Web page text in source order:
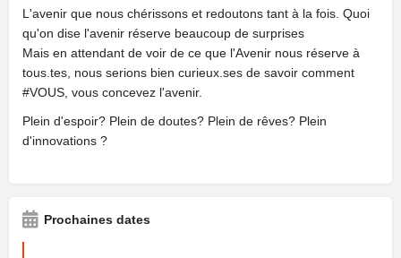
L'avenir que nous chérissons et redoutons tant à la fois. Quoi
qu'on dise l'avenir réserve beaucoup de surprises
Mais en attendant de voir de ce que l'Avenir nous réserve à
tous.tes, nous serions bien curieux.ses de savoir comment
#VOUS, vous concevez l'avenir.
Plein d'espoir? Plein de doutes? Plein de rêves? Plein
d'innovations ?
Prochaines dates